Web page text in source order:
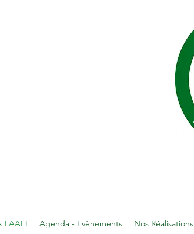
LAAFI Agenda - Evènements Nos Réalisations